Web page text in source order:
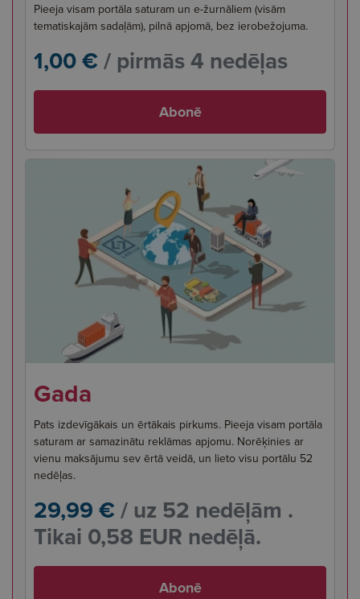
Pieeja visam portāla saturam un e-žurnāliem (visām
tematiskajām sadaļām), pilnā apjomā, bez ierobežojuma.
1,00 €/ pirmās 4 nedēļas
Abonē
Gada
Pats izdevīgākais un ērtākais pirkums. Pieeja visam portāla
saturam ar samazinātu reklāmas apjomu. Norēķinies ar
vienu maksājumu sev ērtā veidā, un lieto visu portālu 52
nedēļas.
29,99 €/ uz 52 nedēļām .
Tikai 0,58 EUR nedēļā.
Abonē